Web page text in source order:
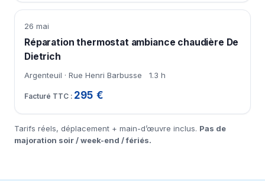
26 mai
Réparation thermostat ambiance chaudière De
Dietrich
Argenteuil · Rue Henri Barbusse 1.3 h
295 €
Tarifs réels, déplacement + main-d’œuvre inclus. Pas de
majoration soir / week-end / fériés.